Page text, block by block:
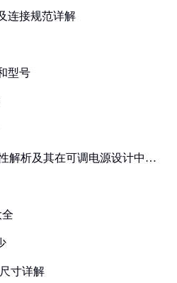
连接规范详解
型号
解析及其在可调电源设计中的
寸详解